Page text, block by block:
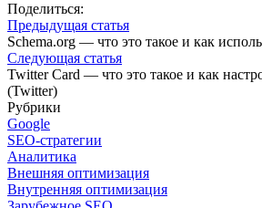
Поделиться:
Предыдущая статья
Schema.org — что это такое и как
Следующая статья
Twitter Card — что это такое и как
(Twitter)
Рубрики
Google
SEO-стратегии
Аналитика
Внешняя оптимизация
Внутренняя оптимизация